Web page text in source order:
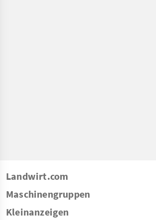
Landwirt.com
Maschinengruppen
Kleinanzeigen